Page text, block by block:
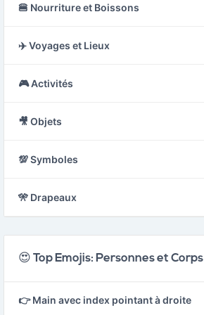
🍔 Nourriture et Boissons
✈️ Voyages et Lieux
🎮 Activités
🎥 Objets
💯 Symboles
🎌 Drapeaux
😍 Top Emojis: Personnes et Corps
👉 Main avec index pointant à droite